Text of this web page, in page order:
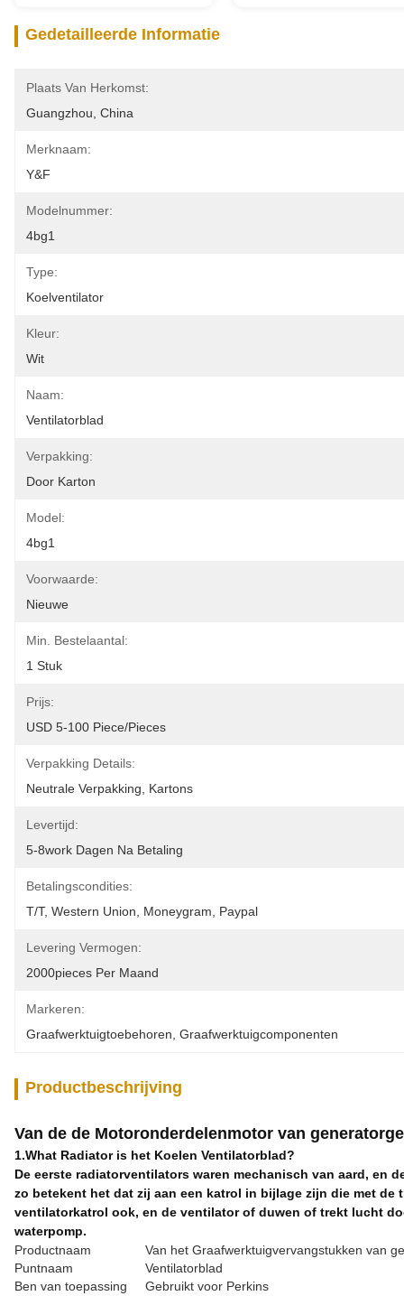
Gedetailleerde Informatie
Plaats Van Herkomst:
Guangzhou, China
Merknaam:
Y&F
Modelnummer:
4bg1
Type:
Koelventilator
Kleur:
Wit
Naam:
Ventilatorblad
Verpakking:
Door Karton
Model:
4bg1
Voorwaarde:
Nieuwe
Min. Bestelaantal:
1 Stuk
Prijs:
USD 5-100 Piece/Pieces
Verpakking Details:
Neutrale Verpakking, Kartons
Levertijd:
5-8work Dagen Na Betaling
Betalingscondities:
T/T, Western Union, Moneygram, Paypal
Levering Vermogen:
2000pieces Per Maand
Markeren:
Graafwerktuigtoebehoren Graafwerktuigcomponenten
Productbeschrijving
Van de de Motoronderdelenmotor van
1.What Radiator is het Koelen Ventilatorblad?
De eerste radiatorventilators waren mechanisch van aard, en
zo betekent het dat zij aan een katrol in bijlage zijn die met
ventilatorkatrol ook, en de ventilator of duwen of trekt lucht
waterpomp.
Productnaam
Van het Graafwerktuigvervangstukken van
Puntnaam
Ventilatorblad
Ben van toepassing
Gebruikt voor Perkins